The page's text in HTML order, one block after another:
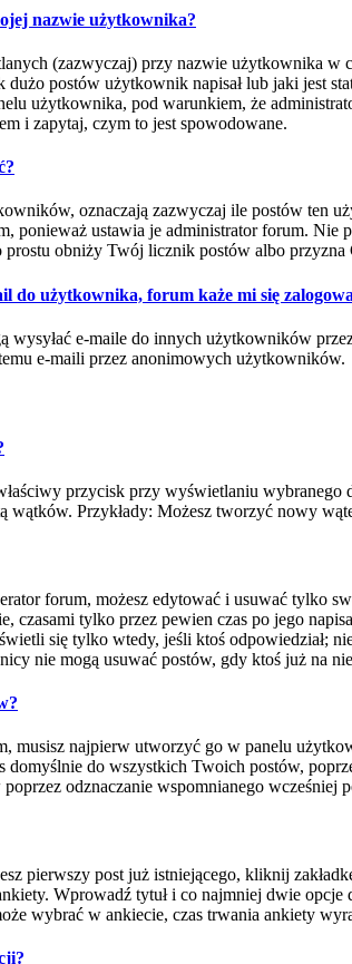
nazwie użytkownika?
(zazwyczaj) przy nazwie użytkownika w
postów użytkownik napisał lub jaki jest
użytkownika, pod warunkiem, że
i zapytaj, czym to jest spowodowane.
oznaczają zazwyczaj ile postów ten
ponieważ ustawia je administrator forum.
prostu obniży Twój licznik postów albo przyzna
do użytkownika, forum każe mi się
e-maile do innych użytkowników
e-maili przez anonimowych użytkowników.
przycisk przy wyświetlaniu wybranego
wątków. Przykłady: Możesz tworzyć nowy
forum, możesz edytować i usuwać tylko
czasami tylko przez pewien czas po jego
się tylko wtedy, jeśli ktoś odpowiedział;
nie mogą usuwać postów, gdy ktoś już na
musisz najpierw utworzyć go w panelu
do wszystkich Twoich postów,
odznaczanie wspomnianego wcześniej
pierwszy post już istniejącego, kliknij
Wprowadź tytuł i co najmniej dwie
wybrać w ankiecie, czas trwania ankiety